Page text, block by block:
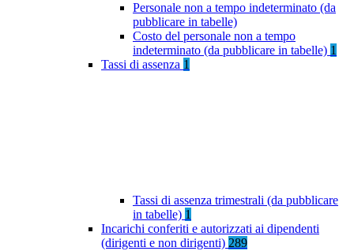
Personale non a tempo indeterminato (da
pubblicare in tabelle)
Costo del personale non a tempo
indeterminato (da pubblicare in tabelle) 1
Tassi di assenza 1
Tassi di assenza trimestrali (da pubblicare
in tabelle) 1
Incarichi conferiti e autorizzati ai dipendenti
(dirigenti e non dirigenti) 289